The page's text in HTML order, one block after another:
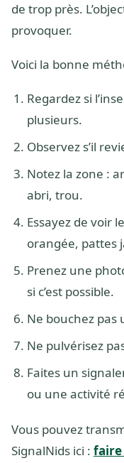
de trop près.
provoquer.
Voici la bonne
Regardez si
plusieurs.
Observez s’il
Notez la zone :
abri, trou.
Essayez de voir
orangée, pattes
Prenez une
si c’est possible.
Ne bouchez pas
Ne pulvérisez
Faites un
ou une activité
Vous pouvez
SignalNids ici : faire